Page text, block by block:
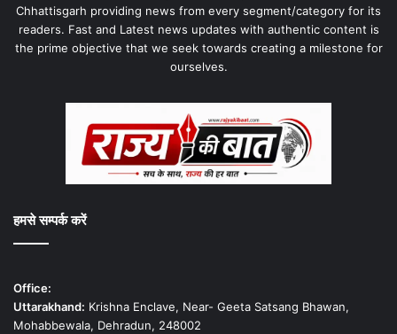
Chhattisgarh providing news from every segment/category for its
readers. Fast and Latest news updates with authentic content is
the prime objective that we seek towards creating a milestone for
ourselves.
हमसे सम्पर्क करें
Office:
Uttarakhand: Krishna Enclave, Near- Geeta Satsang Bhawan,
Mohabbewala, Dehradun, 248002